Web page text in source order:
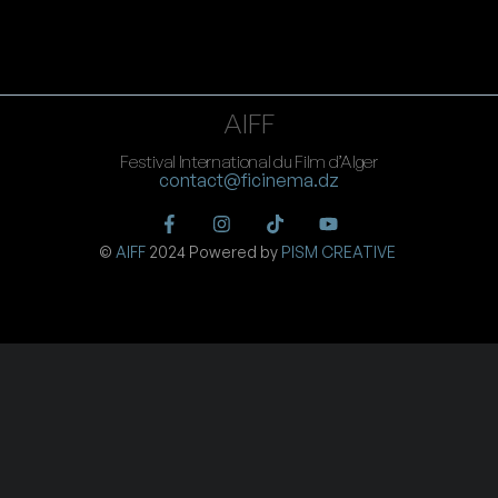
AIFF
Festival International du Film d’Alger
contact@ficinema.dz
© AIFF 2024 Powered by PISM CREATIVE